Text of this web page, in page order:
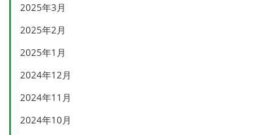
2025年3月
2025年2月
2025年1月
2024年12月
2024年11月
2024年10月